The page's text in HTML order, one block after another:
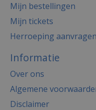
Mijn bestellingen
Mijn tickets
Herroeping aanvragen
Informatie
Over ons
Algemene
Disclaimer